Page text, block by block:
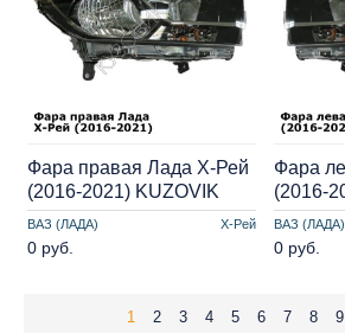
ВАЗ (ЛАДА) Х-Рей
Фара правая Лада Х-Рей
(2016-2021) KUZOVIK
0 руб.
ВАЗ (ЛАДА)
Фара
(2016-
0 руб.
1 2 3 4 5 6 7 8
9